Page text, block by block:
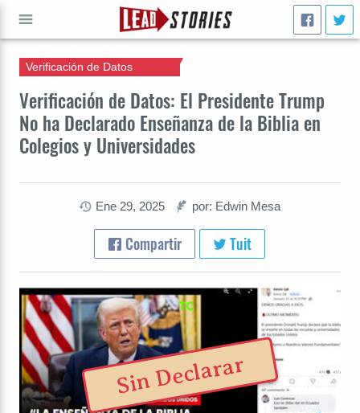
Verificación de Datos: El Presidente Trump
No ha Declarado Enseñanza de la Biblia en
Colegios y Universidades
Verificación de Datos
Ene 29, 2025 por: Edwin Mesa
Compartir Tuit
Sin Declarar
IR A